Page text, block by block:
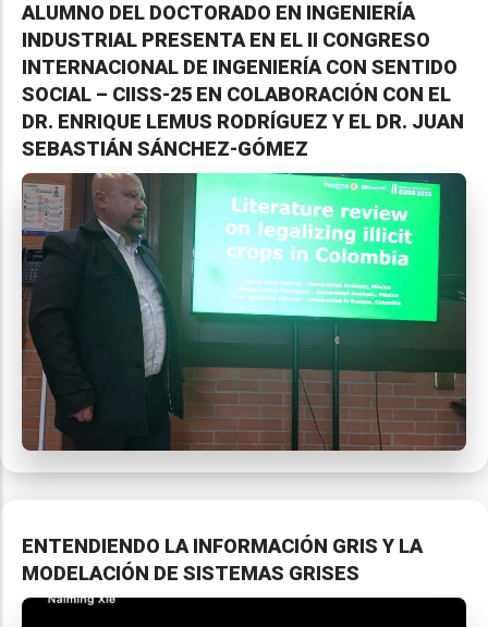
ALUMNO DEL DOCTORADO EN INGENIERÍA
INDUSTRIAL PRESENTA EN EL II CONGRESO
INTERNACIONAL DE INGENIERÍA CON SENTIDO
SOCIAL – CIISS-25 EN COLABORACIÓN CON EL
DR. ENRIQUE LEMUS RODRÍGUEZ Y EL DR. JUAN
SEBASTIÁN SÁNCHEZ-GÓMEZ
ENTENDIENDO LA INFORMACIÓN GRIS Y LA
MODELACIÓN DE SISTEMAS GRISES